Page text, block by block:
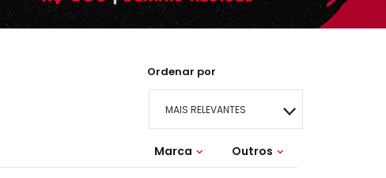
Ordenar por
MAIS RELEVANTES
MAIS VENDIDOS
Marca Outros